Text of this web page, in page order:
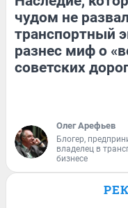
чудом не
транспортный
разнес миф о
советских
Олег Арефьев
Блогер,
владелец в
бизнесе